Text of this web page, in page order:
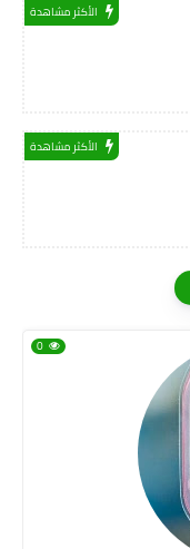
الأكثر مشاهدة
الأكثر مشاهدة
0